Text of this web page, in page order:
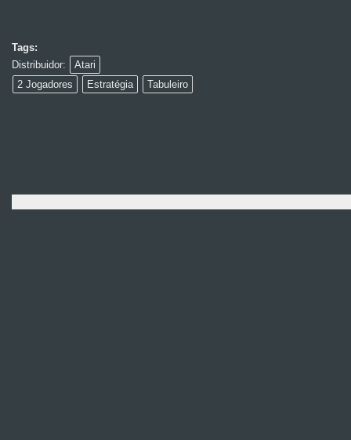
Tags:
Distribuidor:
Atari
2 Jogadores
Estratégia Tabuleiro